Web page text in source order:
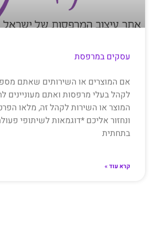
עסקים במרפסת
אם המוצרים או השירותים שאתם
לקהל בעלי מרפסות ואתם מעוניינים
המוצר או השירות לקהל זה, מלאו
ונחזור אליכם *דוגמאות לשיתופי פעולה
בתחתית
קרא עוד »